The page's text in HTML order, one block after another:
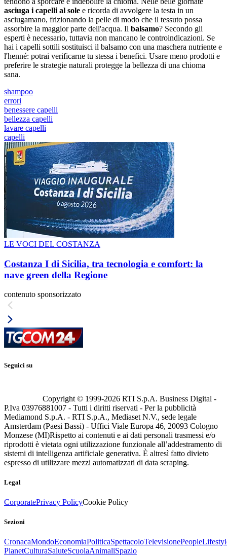
asciuga i capelli al sole e ricorda di avvolgere la testa in un
asciugamano, frizionando la pelle di modo che il tessuto possa
assorbire la maggior parte dell'acqua. Il balsamo? Secondo gli
esperti è necessario, tuttavia non mancano le controindicazioni. Se
hai i capelli sottili sostituisci il balsamo con una maschera nutriente e
l'henné: potrai verificarne tu stessa i benefici. Usare meno prodotti e
preferire le strategie naturali protegge la bellezza di una chioma
sana.
shampoo
errori
benessere capelli
bellezza capelli
lavare capelli
capelli
LE VOCI DEL COSTANZA
Costanza I di Sicilia, tra tecnologia e comfort: la
nave green della Regione
contenuto sponsorizzato
Seguici su
Copyright © 1999-2026 RTI S.p.A. Business Digital -
P.Iva 03976881007 - Tutti i diritti riservati - Per la pubblicità
Mediamond S.p.A. - RTI S.p.A., Mediaset N.V., sede legale
Amsterdam (Paesi Bassi) - Uffici Viale Europa 46, 20093 Cologno
Monzese (MI)Rispetto ai contenuti e ai dati personali trasmessi e/o
riprodotti è vietata ogni utilizzazione funzionale all’addestramento di
sistemi di intelligenza artificiale generativa. È altresì fatto divieto
espresso di utilizzare mezzi automatizzati di data scraping.
Legal
CorporatePrivacy PolicyCookie Policy
Sezioni
CronacaMondoEconomiaPoliticaSpettacoloTelevisionePeople
PlanetCulturaSaluteScuolaAnimaliSpazio